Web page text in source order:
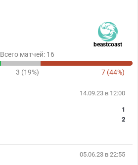
beastcoast
Всего матчей: 16
3 (19%) 7 (44%)
14.09.23 в 12:00
1
2
05.06.23 в 22:55